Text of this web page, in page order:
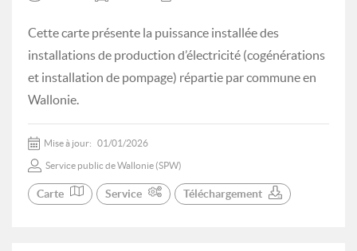
Cette carte présente la puissance installée des
installations de production d’électricité (cogénérations
et installation de pompage) répartie par commune en
Wallonie.
Mise à jour: 01/01/2026
Service public de Wallonie (SPW)
Carte Service Téléchargement